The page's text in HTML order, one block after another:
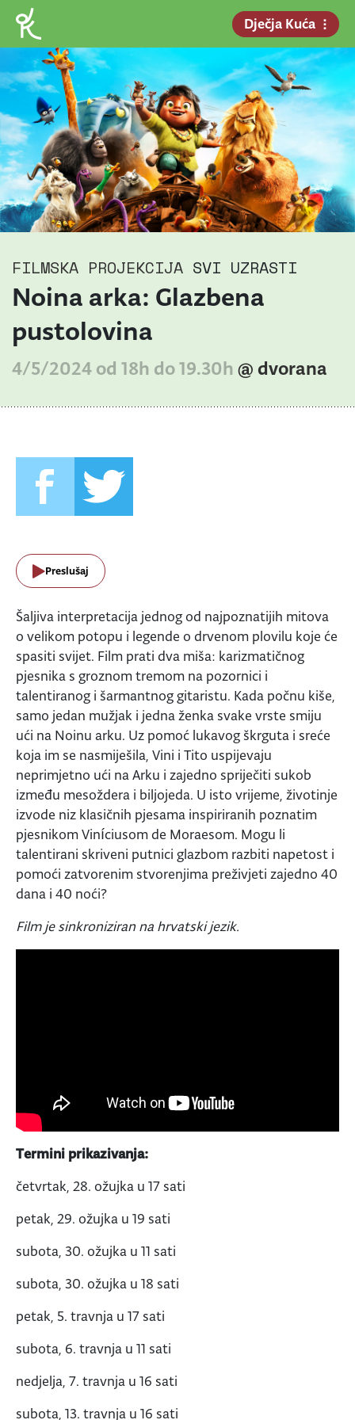
Dječja Kuća
FILMSKA PROJEKCIJA SVI UZRASTI
Noina arka: Glazbena
pustolovina
4/5/2024 od 18h do 19.30h @ dvorana
Preslušaj
Šaljiva interpretacija jednog od najpoznatijih mitova
o velikom potopu i legende o drvenom plovilu koje će
spasiti svijet. Film prati dva miša: karizmatičnog
pjesnika s groznom tremom na pozornici i
talentiranog i šarmantnog gitaristu. Kada počnu kiše,
samo jedan mužjak i jedna ženka svake vrste smiju
ući na Noinu arku. Uz pomoć lukavog škrguta i sreće
koja im se nasmiješila, Vini i Tito uspijevaju
neprimjetno ući na Arku i zajedno spriječiti sukob
između mesoždera i biljojeda. U isto vrijeme, životinje
izvode niz klasičnih pjesama inspiriranih poznatim
pjesnikom Viníciusom de Moraesom. Mogu li
talentirani skriveni putnici glazbom razbiti napetost i
pomoći zatvorenim stvorenjima preživjeti zajedno 40
dana i 40 noći?
Film je sinkroniziran na hrvatski jezik.
Termini prikazivanja:
četvrtak, 28. ožujka u 17 sati
petak, 29. ožujka u 19 sati
subota, 30. ožujka u 11 sati
subota, 30. ožujka u 18 sati
petak, 5. travnja u 17 sati
subota, 6. travnja u 11 sati
nedjelja, 7. travnja u 16 sati
subota, 13. travnja u 16 sati